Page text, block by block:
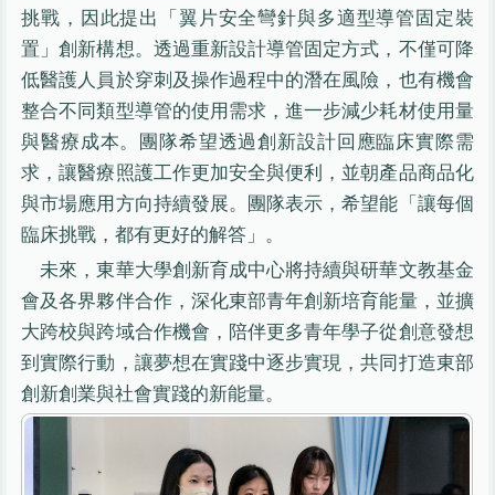
挑戰，因此提出「翼片安全彎針與多適型導管固定裝
置」創新構想。透過重新設計導管固定方式，不僅可降
低醫護人員於穿刺及操作過程中的潛在風險，也有機會
整合不同類型導管的使用需求，進一步減少耗材使用量
與醫療成本。團隊希望透過創新設計回應臨床實際需
求，讓醫療照護工作更加安全與便利，並朝產品商品化
與市場應用方向持續發展。團隊表示，希望能「讓每個
臨床挑戰，都有更好的解答」。
未來，東華大學創新育成中心將持續與研華文教基金
會及各界夥伴合作，深化東部青年創新培育能量，並擴
大跨校與跨域合作機會，陪伴更多青年學子從創意發想
到實際行動，讓夢想在實踐中逐步實現，共同打造東部
創新創業與社會實踐的新能量。